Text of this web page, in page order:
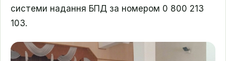
системи надання БПД за номером 0 800 213
103.